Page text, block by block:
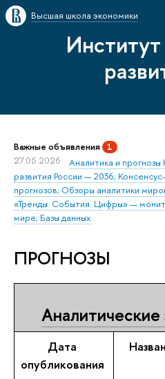
Высшая школа экономики
Важные объявления 1
27.05.2026
Аналитика и
развития России — 2036;
прогнозов; Обзоры аналитики
«Тренды. События. Цифры» —
мире; Базы данных.
ПРОГНОЗЫ
Дата
опубликования